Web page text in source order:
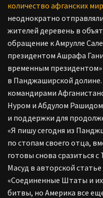
количество афганских
неоднократно
жителей деревень в
обращение к Амрулле
президентом Ашрафа
временным президентом»
в Панджаширской
командирами
Нуром и Абдулом
и поддержки для
«Я пишу сегодня из
по стопам своего отца,
готовы снова сразиться
Масуд в авторской статье
«Соединенные Штаты и
битвы, но Америка все